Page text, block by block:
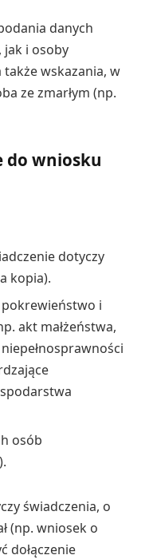
danych
jak i osoby
także wskazania, w
ze zmarłym (np.
do wniosku
dotyczy
kopia).
i
akt małżeństwa,
osób
świadczenia, o
(np. wniosek o
dołączenie